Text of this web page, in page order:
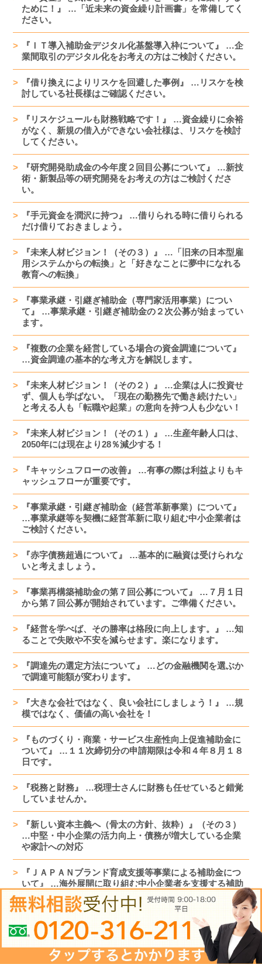
ために！』 …「近未来の資金繰り計画書」を常備してく
ださい。
『ＩＴ導入補助金デジタル化基盤導入枠について』 …企
業間取引のデジタル化をお考えの方はご検討ください。
『借り換えによりリスケを回避した事例』 …リスケを検
討している社長様はご確認ください。
『リスケジュールも財務戦略です！』 …資金繰りに余裕
がなく、新規の借入ができない会社様は、リスケを検討
してください。
『研究開発助成金の今年度２回目公募について』 …新技
術・新製品等の研究開発をお考えの方はご検討くださ
い。
『手元資金を潤沢に持つ』 …借りられる時に借りられる
だけ借りておきましょう。
『未来人材ビジョン！（その３）』 …「旧来の日本型雇
用システムからの転換」と「好きなことに夢中になれる
教育への転換」
『事業承継・引継ぎ補助金（専門家活用事業）につい
て』 …事業承継・引継ぎ補助金の２次公募が始まってい
ます。
『複数の企業を経営している場合の資金調達について』
…資金調達の基本的な考え方を解説します。
『未来人材ビジョン！（その２）』 …企業は人に投資せ
ず、個人も学ばない。「現在の勤務先で働き続けたい」
と考える人も「転職や起業」の意向を持つ人も少ない！
『未来人材ビジョン！（その１）』 …生産年齢人口は、
2050年には現在より28％減少する！
『キャッシュフローの改善』 …有事の際は利益よりもキ
ャッシュフローが重要です。
『事業承継・引継ぎ補助金（経営革新事業）について』
…事業承継等を契機に経営革新に取り組む中小企業者は
ご検討ください。
『赤字債務超過について』 …基本的に融資は受けられな
いと考えましょう。
『事業再構築補助金の第７回公募について』 …７月１日
から第７回公募が開始されています。ご準備ください。
『経営を学べば、その勝率は格段に向上します。』 …知
ることで失敗や不安を減らせます。楽になります。
『調達先の選定方法について』 …どの金融機関を選ぶか
で調達可能額が変わります。
『大きな会社ではなく、良い会社にしましょう！』 …規
模ではなく、価値の高い会社を！
『ものづくり・商業・サービス生産性向上促進補助金に
ついて』 …１１次締切分の申請期限は令和４年８月１８
日です。
『税務と財務』 …税理士さんに財務も任せていると錯覚
していませんか。
『新しい資本主義へ（骨太の方針、抜粋）』（その３）
…中堅・中小企業の活力向上・債務が増大している企業
や家計への対応
『ＪＡＰＡＮブランド育成支援等事業による補助金につ
いて』 …海外展開に取り組む中小企業者を支援する補助
金です。
『資金調達時の説明のポイント』 …説明の仕方で調達の
結果が変わります。
『新しい資本主義へ（骨太の方針、抜粋）』（その２）